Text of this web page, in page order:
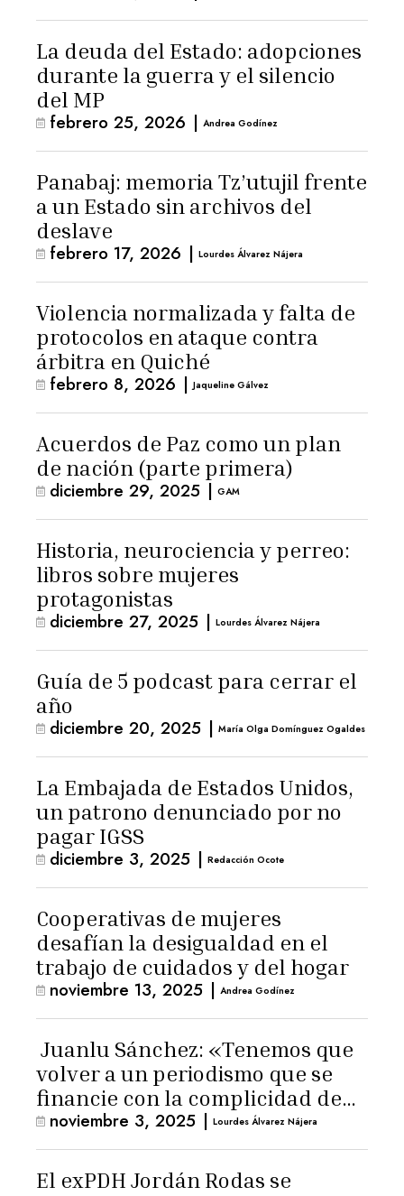
La deuda del Estado: adopciones
durante la guerra y el silencio
del MP
febrero 25, 2026 | Andrea Godínez
Panabaj: memoria Tz’utujil frente
a un Estado sin archivos del
deslave
febrero 17, 2026 | Lourdes Álvarez Nájera
Violencia normalizada y falta de
protocolos en ataque contra
árbitra en Quiché
febrero 8, 2026 | Jaqueline Gálvez
Acuerdos de Paz como un plan
de nación (parte primera)
diciembre 29, 2025 | GAM
Historia, neurociencia y perreo:
libros sobre mujeres
protagonistas
diciembre 27, 2025 | Lourdes Álvarez Nájera
Guía de 5 podcast para cerrar el
año
diciembre 20, 2025 | María Olga Domínguez Ogaldes
La Embajada de Estados Unidos,
un patrono denunciado por no
pagar IGSS
diciembre 3, 2025 | Redacción Ocote
Cooperativas de mujeres
desafían la desigualdad en el
trabajo de cuidados y del hogar
noviembre 13, 2025 | Andrea Godínez
Juanlu Sánchez: «Tenemos que
volver a un periodismo que se
financie con la complicidad de
los lectores»
noviembre 3, 2025 | Lourdes Álvarez Nájera
El exPDH Jordán Rodas se